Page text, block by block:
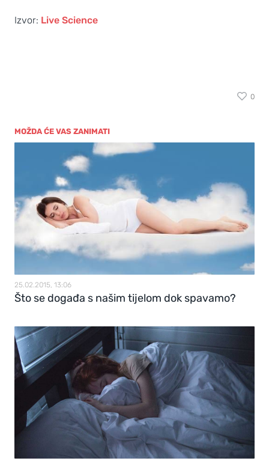
Izvor: Live Science
0
MOŽDA ĆE VAS ZANIMATI
25.02.2015, 13:06
Što se događa s našim tijelom dok spavamo?